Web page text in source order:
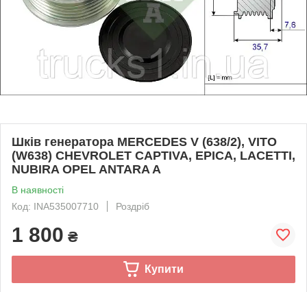
Шків генератора MERCEDES V (638/2), VITO
(W638) CHEVROLET CAPTIVA, EPICA, LACETTI,
NUBIRA OPEL ANTARA A
В наявності
Код: INA535007710
Роздріб
1 800 ₴
Купити